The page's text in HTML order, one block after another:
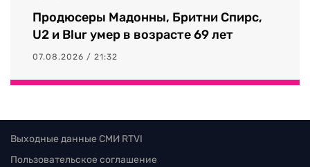
Продюсеры Мадонны, Бритни Спирс,
U2 и Blur умер в возрасте 69 лет
07.08.2026 / 21:32
Выходные данные СМИ RTVI
Пользовательское соглашение